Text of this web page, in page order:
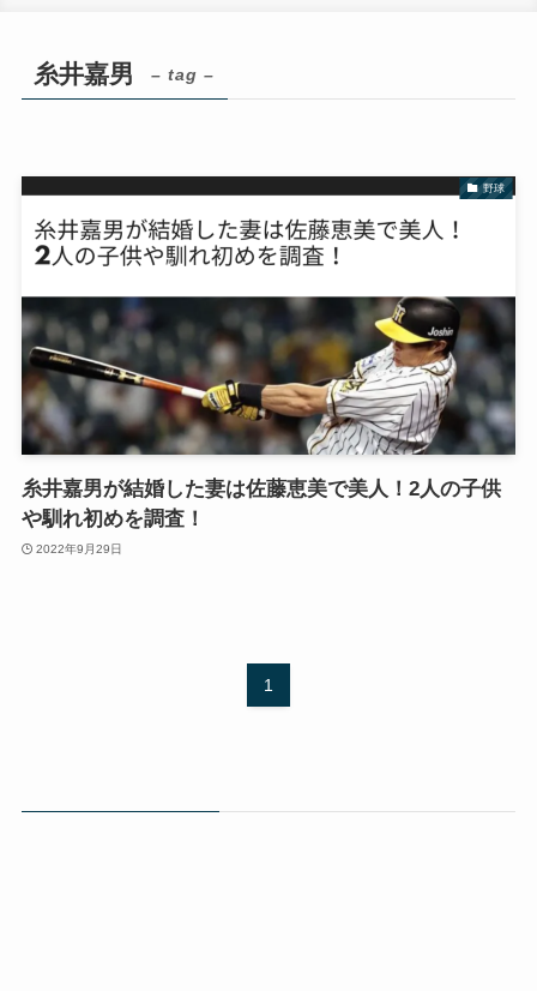
糸井嘉男 – tag –
野球
糸井嘉男が結婚した妻は佐藤恵美で美人！2人の子供
や馴れ初めを調査！
2022年9月29日
1